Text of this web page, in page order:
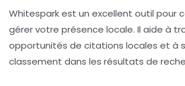
Whitesparkest un excellent outil pour
gérer votre présence locale. Il aide à
opportunités de citations locales et à
classement dans les résultats de